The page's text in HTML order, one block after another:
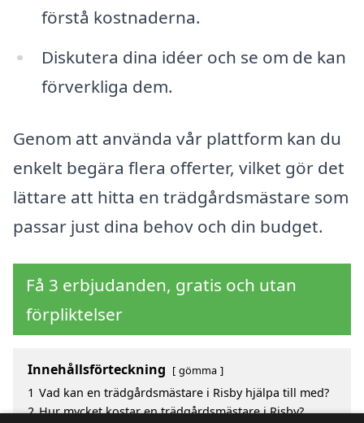
förstå kostnaderna.
Diskutera dina idéer och se om de kan
förverkliga dem.
Genom att använda vår plattform kan du
enkelt begära flera offerter, vilket gör det
lättare att hitta en trädgårdsmästare som
passar just dina behov och din budget.
Få 3 erbjudanden, gratis och utan
förpliktelser
Innehållsförteckning gömma
1 Vad kan en trädgårdsmästare i Risby hjälpa till med?
2 Hur mycket kostar en trädgårdsmästare i Risby?